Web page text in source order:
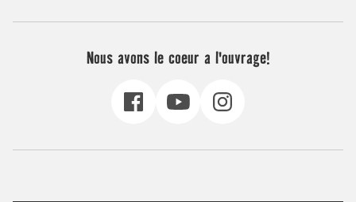
Nous avons le coeur a l'ouvrage!